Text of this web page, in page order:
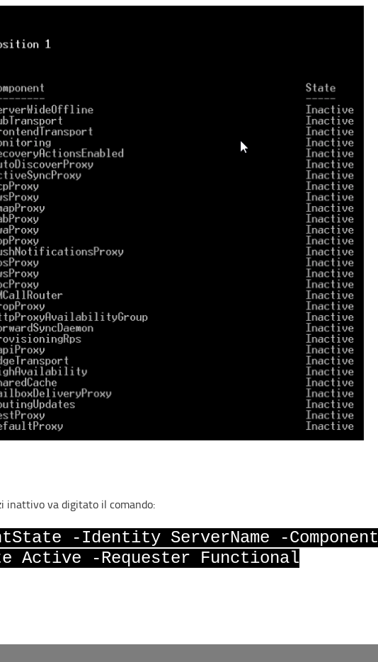
inattivo va digitato il comando:
-Identity ServerName -Component
Active -Requester Functional